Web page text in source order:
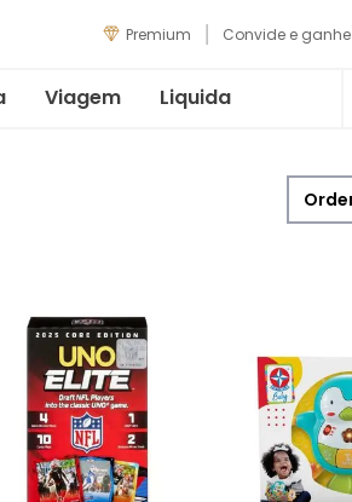
Premium Convide e ganhe
Viagem Liquida